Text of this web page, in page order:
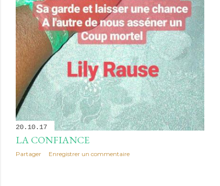
20.10.17
LA CONFIANCE
Partager Enregistrer un commentaire